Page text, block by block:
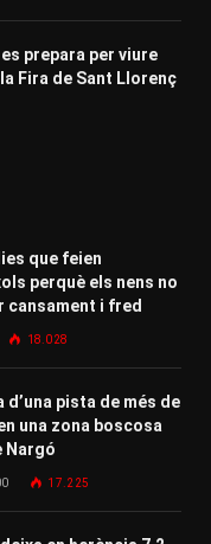
prepara per viure
Fira de Sant Llorenç
que feien
perquè els nens no
cansament i fred
18.028
d’una pista de més de
una zona boscosa
Nargó
17.225